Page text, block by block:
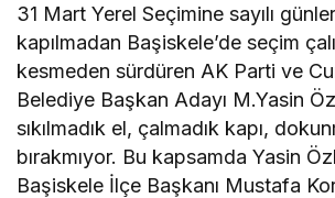
31 Mart Yerel Seçimine sayılı
kapılmadan Başiskele’de seçim
kesmeden sürdüren AK Parti ve
Belediye Başkan Adayı M.Yasin
sıkılmadık el, çalmadık kapı,
bırakmıyor. Bu kapsamda Yasin
Başiskele İlçe Başkanı Mustafa